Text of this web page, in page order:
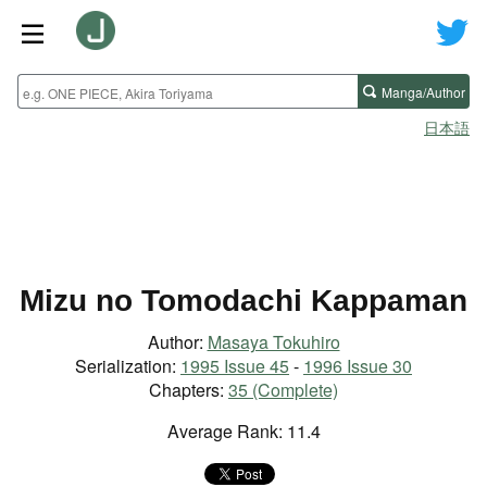
Manga/Author
日本語
Mizu no Tomodachi Kappaman
Author: Masaya Tokuhiro
Serialization: 1995 Issue 45- 1996 Issue 30
Chapters: 35 (Complete)
Average Rank: 11.4